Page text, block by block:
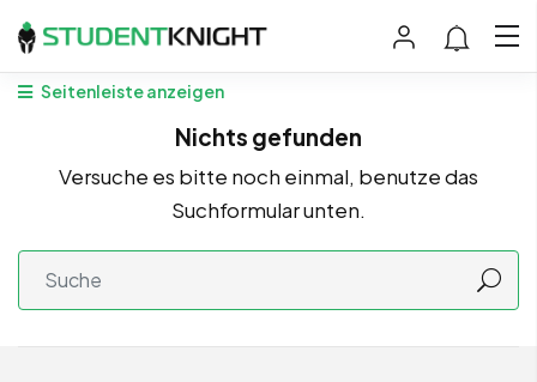
Seitenleiste anzeigen
Nichts gefunden
Versuche es bitte noch einmal, benutze das
Suchformular unten.